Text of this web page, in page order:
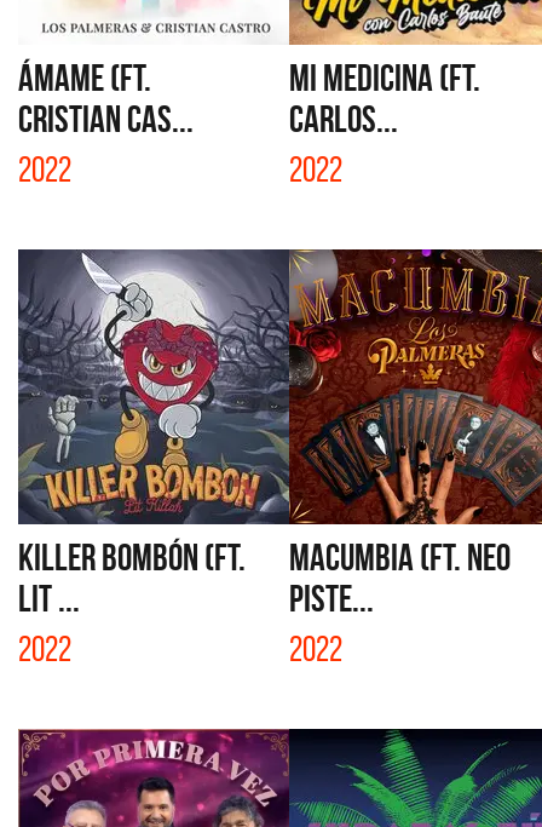
ÁMAME (FT.
CRISTIAN CAS...
2022
MI MEDICINA (FT.
CARLOS...
2022
KILLER BOMBÓN (FT.
LIT ...
2022
MACUMBIA (FT. NEO
PISTE...
2022